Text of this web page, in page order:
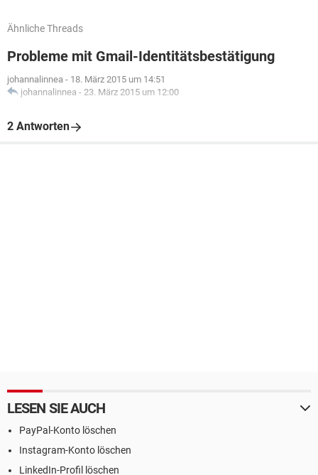
Ähnliche Threads
Probleme mit Gmail-Identitätsbestätigung
johannalinnea - 18. März 2015 um 14:51
johannalinnea - 23. März 2015 um 12:00
2 Antworten
LESEN SIE AUCH
PayPal-Konto löschen
Instagram-Konto löschen
LinkedIn-Profil löschen